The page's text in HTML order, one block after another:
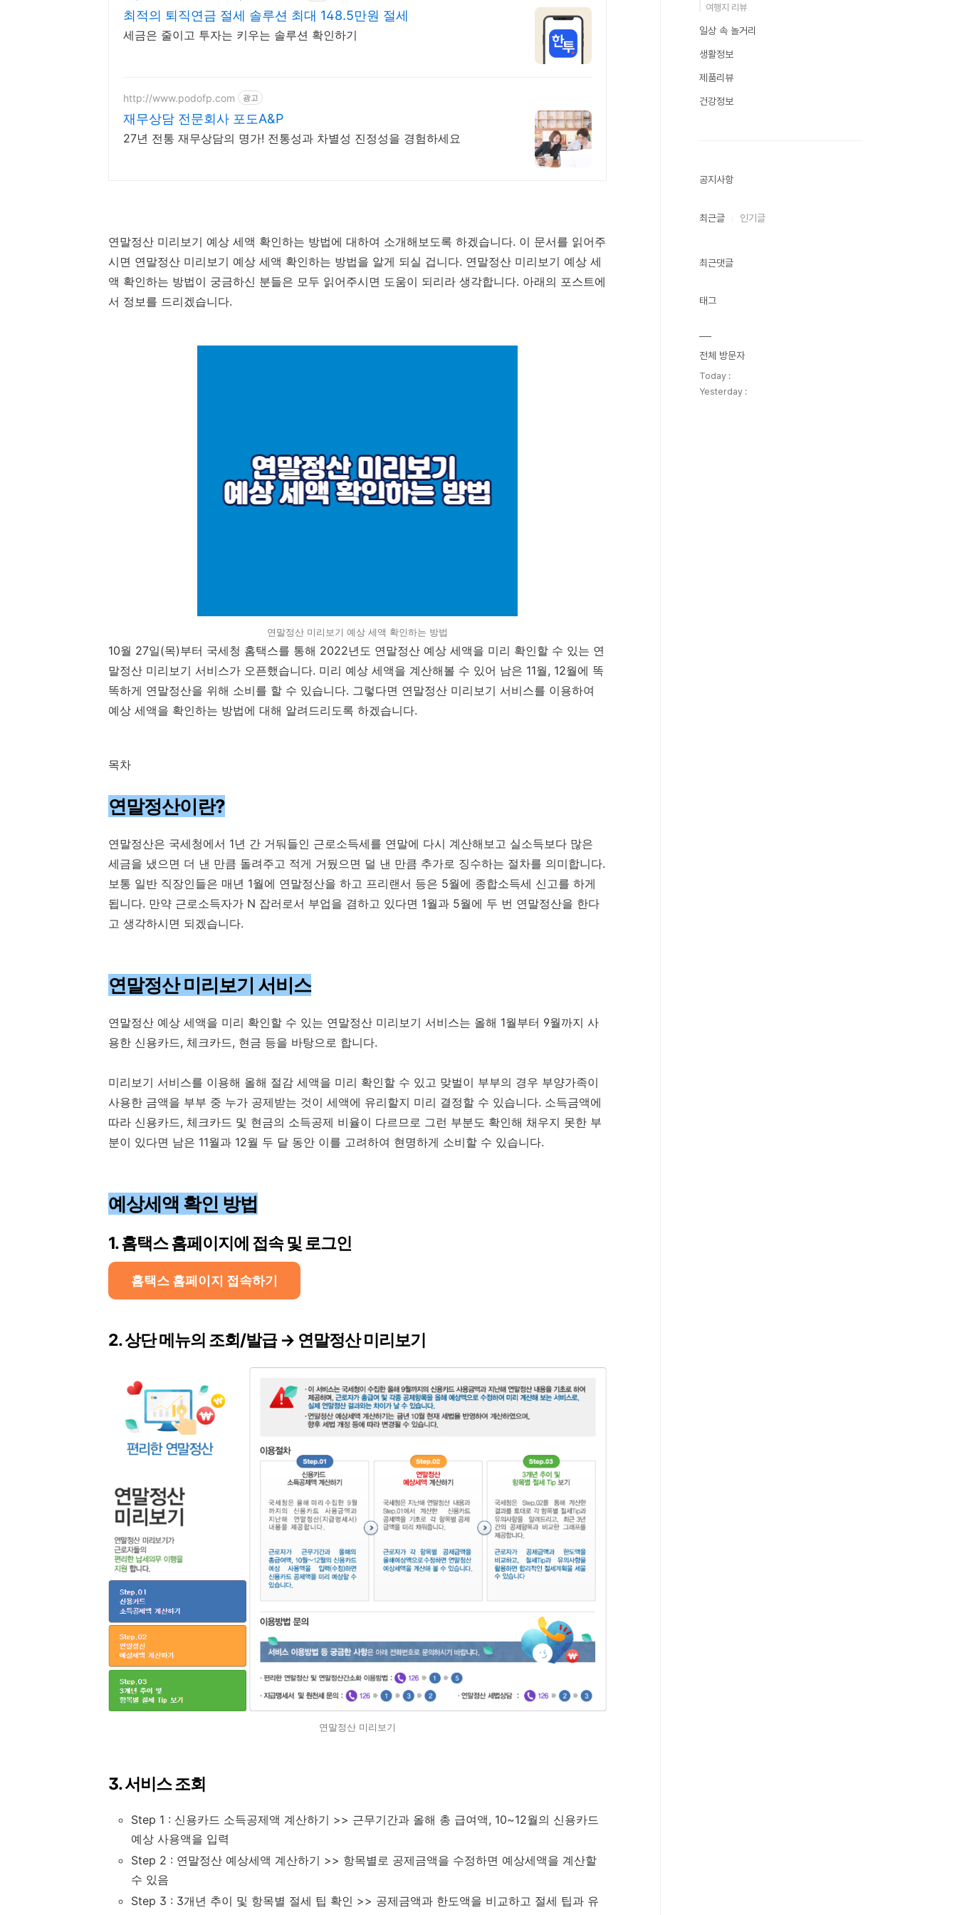
최적의 퇴직연금 절세 솔루션 최대 148.5만원 절세
세금은 줄이고 투자는 키우는 솔루션 확인하기
http://www.podofp.com 광고
재무상담 전문회사 포도A&P
27년 전통 재무상담의 명가! 전통성과 차별성 진정성을 경험하세요
연말정산 미리보기 예상 세액 확인하는 방법에 대하여 소개해보도록 하겠습니다. 이 문서를 읽어주
시면 연말정산 미리보기 예상 세액 확인하는 방법을 알게 되실 겁니다. 연말정산 미리보기 예상 세
액 확인하는 방법이 궁금하신 분들은 모두 읽어주시면 도움이 되리라 생각합니다. 아래의 포스트에
서 정보를 드리겠습니다.
연말정산 미리보기 예상 세액 확인하는 방법
10월 27일(목)부터 국세청 홈택스를 통해 2022년도 연말정산 예상 세액을 미리 확인할 수 있는 연
말정산 미리보기 서비스가 오픈했습니다. 미리 예상 세액을 계산해볼 수 있어 남은 11월, 12월에 똑
똑하게 연말정산을 위해 소비를 할 수 있습니다. 그렇다면 연말정산 미리보기 서비스를 이용하여
예상 세액을 확인하는 방법에 대해 알려드리도록 하겠습니다.
목차
연말정산이란?
연말정산은 국세청에서 1년 간 거둬들인 근로소득세를 연말에 다시 계산해보고 실소득보다 많은
세금을 냈으면 더 낸 만큼 돌려주고 적게 거뒀으면 덜 낸 만큼 추가로 징수하는 절차를 의미합니다.
보통 일반 직장인들은 매년 1월에 연말정산을 하고 프리랜서 등은 5월에 종합소득세 신고를 하게
됩니다. 만약 근로소득자가 N 잡러로서 부업을 겸하고 있다면 1월과 5월에 두 번 연말정산을 한다
고 생각하시면 되겠습니다.
연말정산 미리보기 서비스
연말정산 예상 세액을 미리 확인할 수 있는 연말정산 미리보기 서비스는 올해 1월부터 9월까지 사
용한 신용카드, 체크카드, 현금 등을 바탕으로 합니다.
미리보기 서비스를 이용해 올해 절감 세액을 미리 확인할 수 있고 맞벌이 부부의 경우 부양가족이
사용한 금액을 부부 중 누가 공제받는 것이 세액에 유리할지 미리 결정할 수 있습니다. 소득금액에
따라 신용카드, 체크카드 및 현금의 소득공제 비율이 다르므로 그런 부분도 확인해 채우지 못한 부
분이 있다면 남은 11월과 12월 두 달 동안 이를 고려하여 현명하게 소비할 수 있습니다.
예상세액 확인 방법
1. 홈택스 홈페이지에 접속 및 로그인
홈택스 홈페이지 접속하기
2. 상단 메뉴의 조회/발급 → 연말정산 미리보기
연말정산 미리보기
3. 서비스 조회
Step 1 : 신용카드 소득공제액 계산하기 >> 근무기간과 올해 총 급여액, 10~12월의 신용카드
예상 사용액을 입력
Step 2 : 연말정산 예상세액 계산하기 >> 항목별로 공제금액을 수정하면 예상세액을 계산할
수 있음
Step 3 : 3개년 추이 및 항목별 절세 팁 확인 >> 공제금액과 한도액을 비교하고 절세 팁과 유
여행지 리뷰
일상 속 놀거리
생활정보
제품리뷰
건강정보
공지사항
최근글 인기글
최근댓글
태그
전체 방문자
Today :
Yesterday :